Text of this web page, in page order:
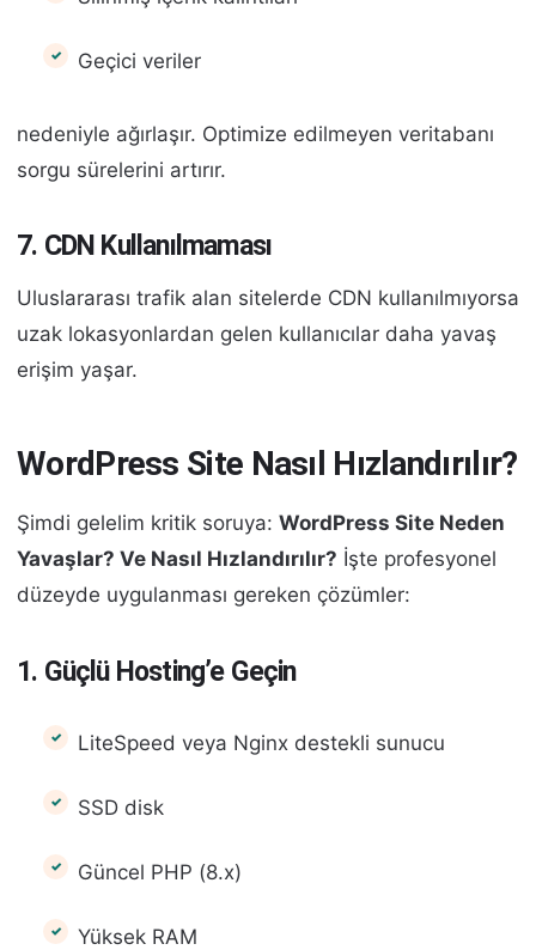
Geçici veriler
nedeniyle ağırlaşır. Optimize edilmeyen veritabanı
sorgu sürelerini artırır.
7. CDN Kullanılmaması
Uluslararası trafik alan sitelerde CDN kullanılmıyorsa
uzak lokasyonlardan gelen kullanıcılar daha yavaş
erişim yaşar.
WordPress Site Nasıl Hızlandırılır?
Şimdi gelelim kritik soruya: WordPress Site Neden
Yavaşlar? Ve Nasıl Hızlandırılır? İşte profesyonel
düzeyde uygulanması gereken çözümler:
1. Güçlü Hosting’e Geçin
LiteSpeed veya Nginx destekli sunucu
SSD disk
Güncel PHP (8.x)
Yüksek RAM